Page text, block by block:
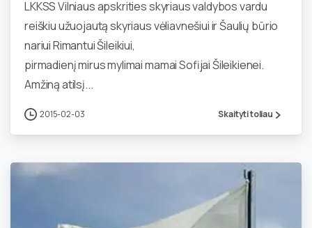
LKKSS Vilniaus apskrities skyriaus valdybos vardu
reiškiu užuojautą skyriaus vėliavnešiui ir Šaulių būrio
nariui Rimantui Šileikiui,
pirmadienį mirus mylimai mamai Sofijai Šileikienei.
Amžiną atilsį...
2015-02-03 Skaityti toliau